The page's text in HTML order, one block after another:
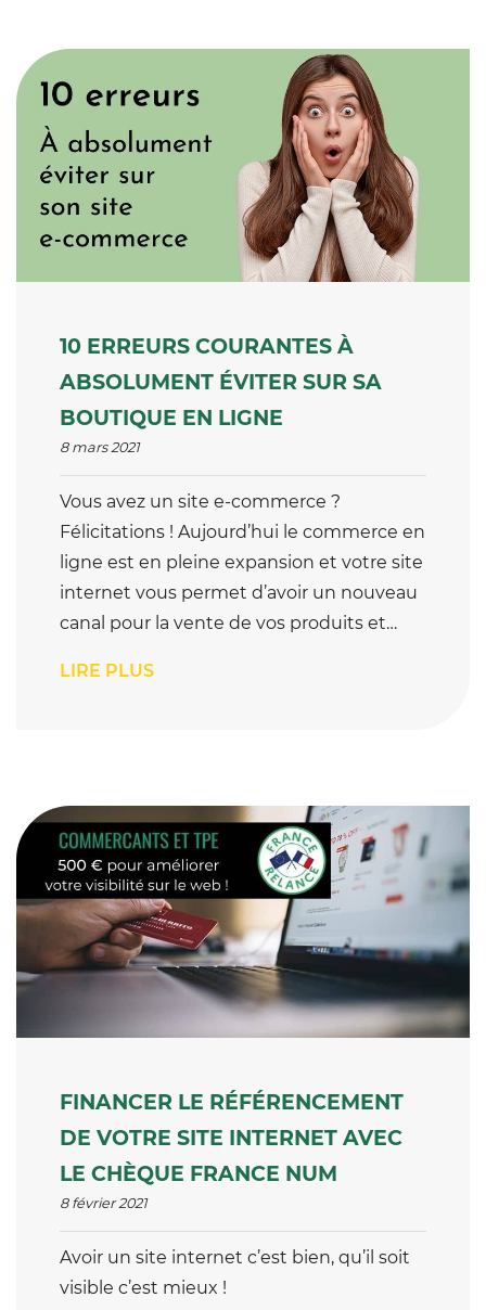
10 ERREURS COURANTES À
ABSOLUMENT ÉVITER SUR SA
BOUTIQUE EN LIGNE
8 mars 2021
Vous avez un site e-commerce ?
Félicitations ! Aujourd’hui le commerce en
ligne est en pleine expansion et votre site
internet vous permet d’avoir un nouveau
canal pour la vente de vos produits et…
LIRE PLUS
FINANCER LE RÉFÉRENCEMENT
DE VOTRE SITE INTERNET AVEC
LE CHÈQUE FRANCE NUM
8 février 2021
Avoir un site internet c’est bien, qu’il soit
visible c’est mieux !